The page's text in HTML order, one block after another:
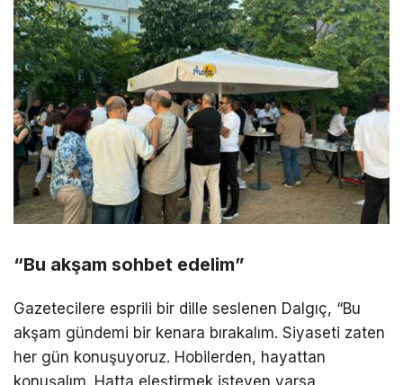
“Bu akşam sohbet edelim”
Gazetecilere esprili bir dille seslenen Dalgıç, “Bu
akşam gündemi bir kenara bırakalım. Siyaseti zaten
her gün konuşuyoruz. Hobilerden, hayattan